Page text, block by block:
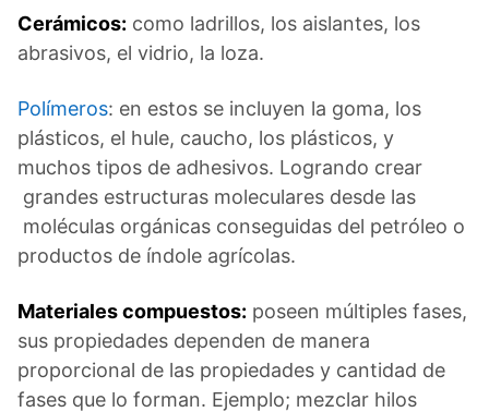
Cerámicos: como ladrillos, los aislantes, los
abrasivos, el vidrio, la loza.
Polímeros: en estos se incluyen la goma, los
plásticos, el hule, caucho, los plásticos, y
muchos tipos de adhesivos. Logrando crear
grandes estructuras moleculares desde las
moléculas orgánicas conseguidas del petróleo o
productos de índole agrícolas.
Materiales compuestos: poseen múltiples fases,
sus propiedades dependen de manera
proporcional de las propiedades y cantidad de
fases que lo forman. Ejemplo; mezclar hilos